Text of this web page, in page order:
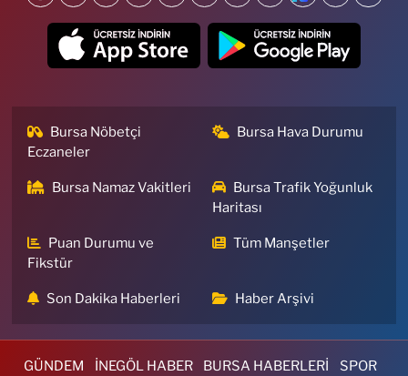
Bursa Nöbetçi
Eczaneler
Bursa Hava Durumu
Bursa Namaz Vakitleri
Bursa Trafik Yoğunluk
Haritası
Puan Durumu ve
Fikstür
Tüm Manşetler
Son Dakika Haberleri Haber Arşivi
GÜNDEM İNEGÖL HABER BURSA HABERLERİ
SPOR